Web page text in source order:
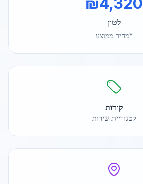
לטון
*מחיר ממוצע
קורות
קטגוריית שירות